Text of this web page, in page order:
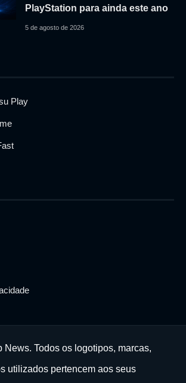
PlayStation para ainda este ano
5 de agosto de 2026
Play
Todos os logotipos, marcas,
utilizados pertencem aos seus